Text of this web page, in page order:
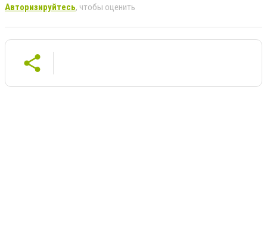
Авторизируйтесь, чтобы оценить